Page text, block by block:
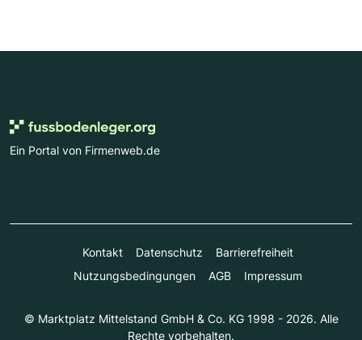
Ein Portal von Firmenweb.de
Kontakt Datenschutz
Barrierefreiheit
Nutzungsbedingungen
AGB Impressum
© Marktplatz Mittelstand GmbH & Co. KG 1998 - 2026. Alle
Rechte vorbehalten.